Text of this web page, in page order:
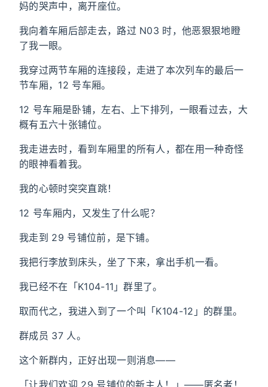
妈的哭声中，离开座位。
我向着车厢后部走去，路过 N03 时，他恶狠狠地瞪
了我一眼。
我穿过两节车厢的连接段，走进了本次列车的最后一
节车厢，12 号车厢。
12 号车厢是卧铺，左右、上下排列，一眼看过去，大
概有五六十张铺位。
我走进去时，看到车厢里的所有人，都在用一种奇怪
的眼神看着我。
我的心顿时突突直跳！
12 号车厢内，又发生了什么呢？
我走到 29 号铺位前，是下铺。
我把行李放到床头，坐了下来，拿出手机一看。
我已经不在「K104-11」群里了。
取而代之，我进入到了一个叫「K104-12」的群里。
群成员 37 人。
这个新群内，正好出现一则消息——
「让我们欢迎 29 号铺位的新主人！」——匿名者！